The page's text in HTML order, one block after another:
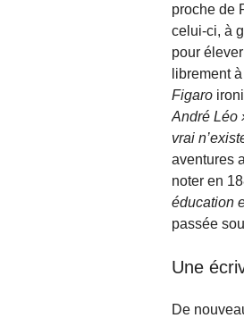
proche de
celui-ci, à
pour
librement
Figaro
André Léo
vrai
aventures
noter en
éducation
passée
Une
De